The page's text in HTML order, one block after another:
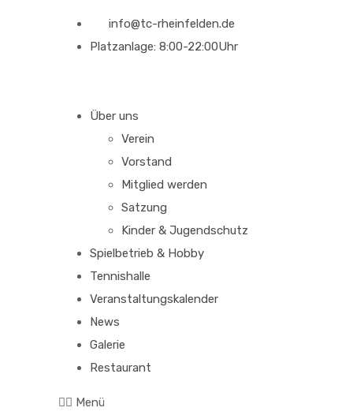
info@tc-rheinfelden.de
Platzanlage: 8:00-22:00Uhr
Über uns
Verein
Vorstand
Mitglied werden
Satzung
Kinder & Jugendschutz
Spielbetrieb & Hobby
Tennishalle
Veranstaltungskalender
News
Galerie
Restaurant
Menü